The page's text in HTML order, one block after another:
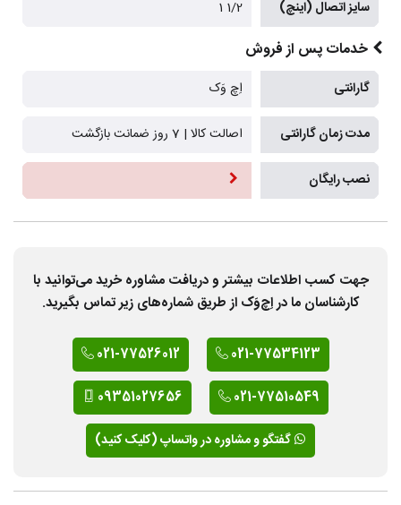
سایز اتصال (اینچ) 1/2 1
خدمات پس از فروش
گارانتی اِچ وَک
مدت زمان گارانتی اصالت کالا | 7 روز ضمانت بازگشت
نصب رایگان
جهت کسب اطلاعات بیشتر و دریافت مشاوره خرید می‌توانید با
کارشناسان ما در اِچ‌وَک از طریق شماره‌های زیر تماس بگیرید.
021-77534123
021-77526012
021-77510549
09351027656
گفتگو و مشاوره در واتساپ (کلیک کنید)